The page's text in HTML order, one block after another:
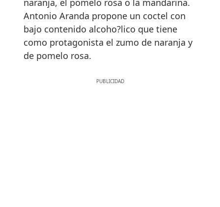
naranja, el pomelo rosa o la mandarina.
Antonio Aranda propone un coctel con
bajo contenido alcoho?lico que tiene
como protagonista el zumo de naranja y
de pomelo rosa.